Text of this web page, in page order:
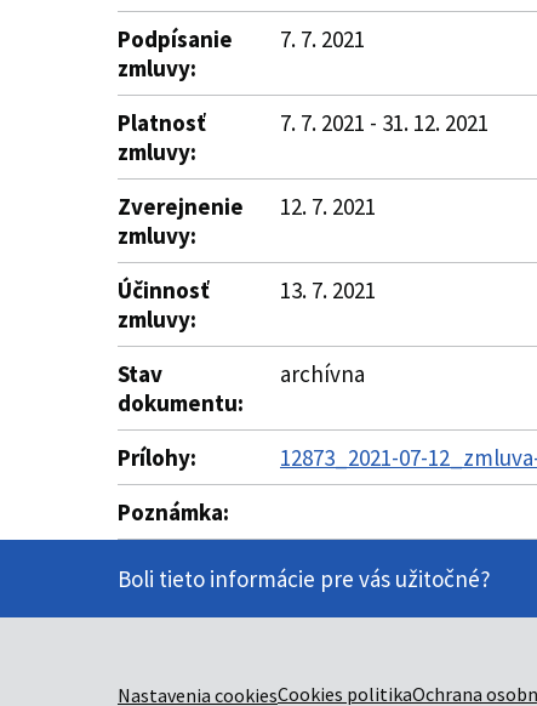
Podpísanie
zmluvy:
7. 7. 2021
Platnosť
zmluvy:
7. 7. 2021 - 31. 12. 2021
Zverejnenie
zmluvy:
12. 7. 2021
Účinnosť
zmluvy:
13. 7. 2021
Stav
dokumentu:
archívna
Prílohy:
12873_2021-07-
Poznámka:
Boli tieto informácie pre vás užitočné?
Nastavenia cookiesCookies politikaOchrana